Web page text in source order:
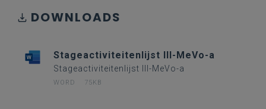
DOWNLOADS
Stageactiviteitenlijst III-MeVo-a
Stageactiviteitenlijst III-MeVo-a
WORD 75KB